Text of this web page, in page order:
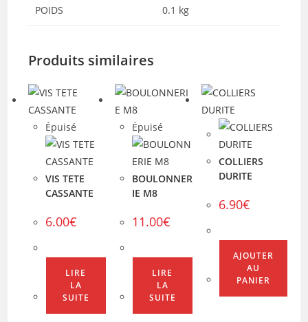
POIDS 0.1 kg
Produits similaires
Épuisé
VIS TETE
CASSANTE
6.00€
LIRE
LA
SUITE
Épuisé
BOULONNER
IE M8
11.00€
LIRE
LA
SUITE
COLLIERS
DURITE
6.90€
AJOUTER
AU
PANIER